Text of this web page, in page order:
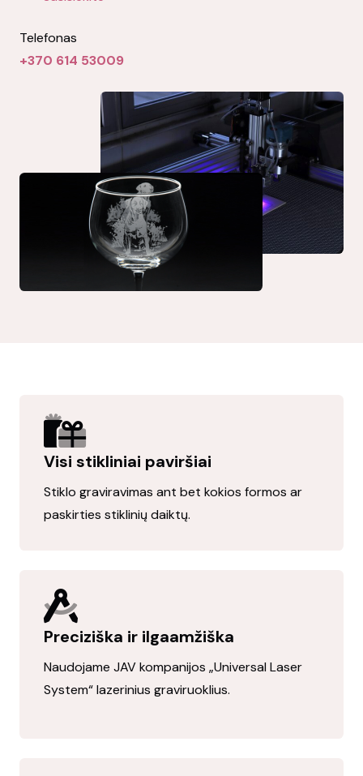
Telefonas
+370 614 53009
Visi stikliniai paviršiai
Stiklo graviravimas ant bet kokios formos ar
paskirties stiklinių daiktų.
Preciziška ir ilgaamžiška
Naudojame JAV kompanijos „Universal Laser
System“ lazerinius graviruoklius.